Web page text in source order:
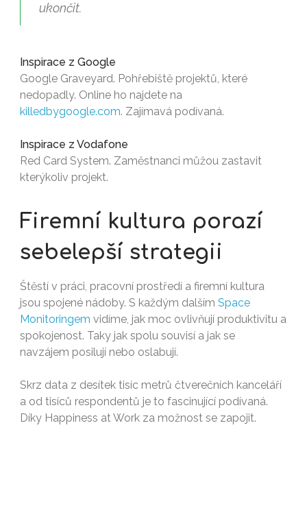
ukončit.
Inspirace z Google
Google Graveyard. Pohřebiště projektů, které
nedopadly. Online ho najdete na
killedbygoogle.com. Zajímavá podívaná.
Inspirace z Vodafone
Red Card System. Zaměstnanci můžou zastavit
kterýkoliv projekt.
Firemní kultura porazí
sebelepší strategii
Štěstí v práci, pracovní prostředí a firemní kultura
jsou spojené nádoby. S každým dalšímSpace
Monitoringem vidíme, jak moc ovlivňují produktivitu a
spokojenost. Taky jak spolu souvisí a jak se
navzájem posilují nebo oslabují.
Skrz data z desítek tisíc metrů čtverečních kanceláří
a od tisíců respondentů je to fascinující podívaná.
Díky Happiness at Work za možnost se zapojit.